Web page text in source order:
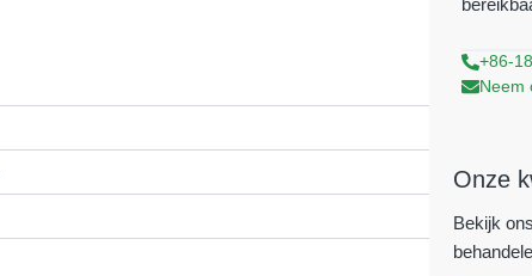
+86-
Neem
Onze
Bekijk